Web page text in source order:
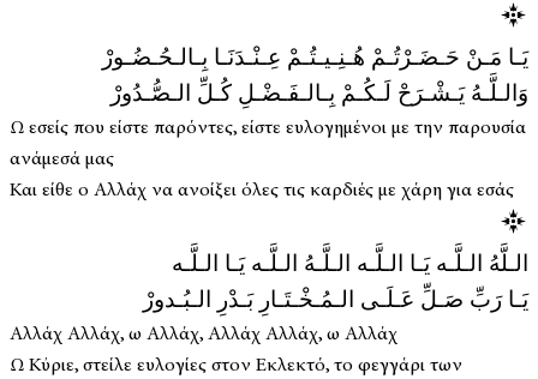
يَـا مَـنْ حَـضَـرْتُـمْ هُـنِـيـتُـمْ عِـنْـدَنَـا بِـالـحُـضُـورْ
وَالـلَّـهُ يَـشْـرَحْ لَـكُـمْ بِـالـفَـضْـلِ كُـلِّ الـصُّـدُورْ
Ω εσείς που είστε παρόντες, είστε ευλογημένοι με την παρουσία
ανάμεσά μας
Και είθε ο Αλλάχ να ανοίξει όλες τις καρδιές με χάρη για εσάς
الـلَّهُ الـلَّـه يَـا الـلَّـه الـلَّـهُ الـلَّـه يَـا الـلَّـه
يَـا رَبِّ صَـلِّ عَـلَـى الـمُـخْـتَـارِ بَـدْرِ الـبُـدورْ
Αλλάχ Αλλάχ, ω Αλλάχ, Αλλάχ Αλλάχ, ω Αλλάχ
Ω Κύριε, στείλε ευλογίες στον Εκλεκτό, το φεγγάρι των